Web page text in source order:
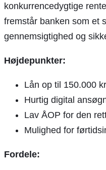
konkurrencedygtige
fremstår banken som et
gennemsigtighed og
Højdepunkter:
Lån op til 150.000
Hurtig digital
Lav ÅOP for den
Mulighed for
Fordele: